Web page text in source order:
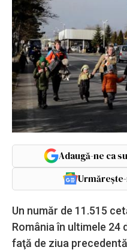
Adaugă-ne ca
Un număr de 11.515
România în ultimele 24
faţă de ziua